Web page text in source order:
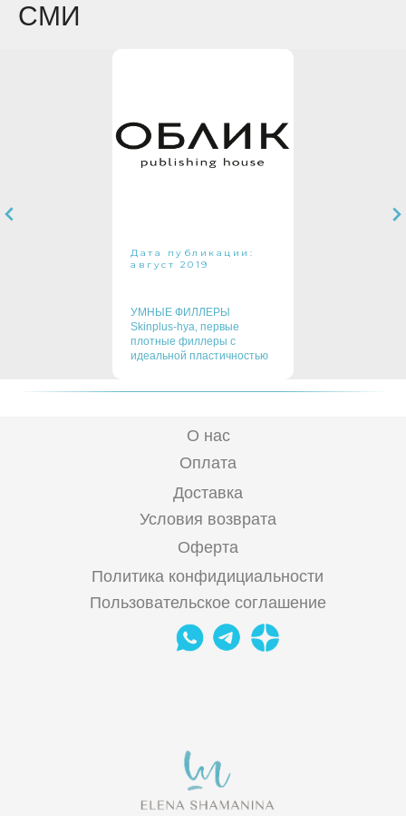
СМИ
Дата публикации:
август 2019
УМНЫЕ ФИЛЛЕРЫ
Skinplus-hya, первые
плотные филлеры с
идеальной пластичностью
Политика конфидициальности
Доставка
Оплата
О нас
Условия возврата
Оферта
Пользовательское соглашение